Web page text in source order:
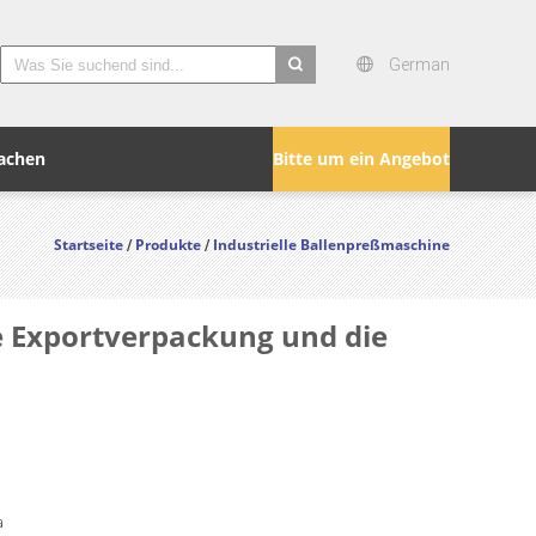
German
Bitte um ein Angebot
Startseite /Produkte/Industrielle Ballenpreßmaschine
und die